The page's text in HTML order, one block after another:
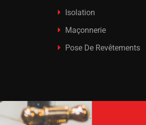
Isolation
Maçonnerie
Pose De Revêtements